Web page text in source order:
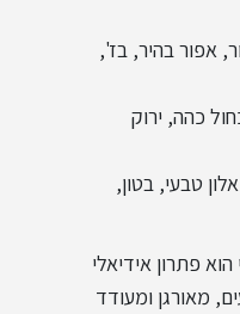
אפור בהיר, בז',
כהה, ירוק
טבעי, בטון,
פתרון אידיאלי
מאורגן ומעודד